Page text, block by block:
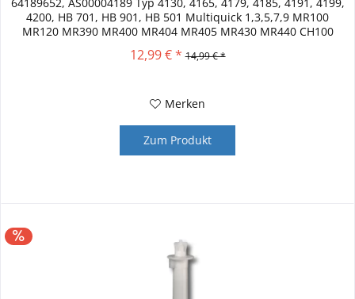
4200, HB 701, HB 901, HB 501 Multiquick 1,3,5,7,9 MR100
MR120 MR390 MR400 MR404 MR405 MR430 MR440 CH100
12,99 € * 14,99 € *
Merken
Zum Produkt